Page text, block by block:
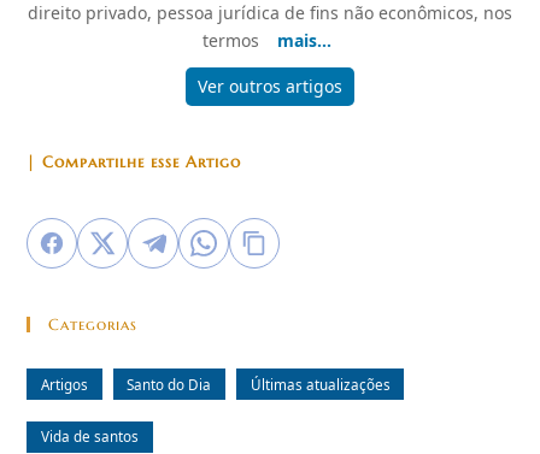
direito privado, pessoa jurídica de fins não econômicos, nos
termos
mais...
Ver outros artigos
| Compartilhe esse Artigo
Categorias
Artigos Santo do Dia Últimas atualizações
Vida de santos